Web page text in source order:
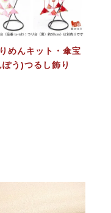
めんキット・傘宝
う)つるし飾り